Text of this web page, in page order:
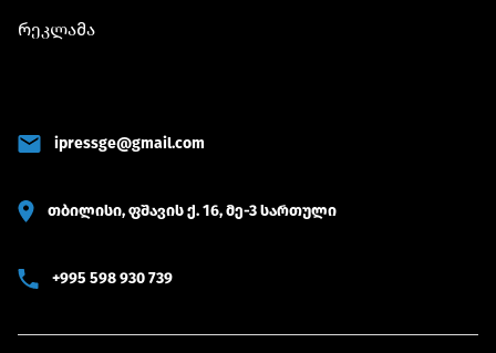
რეკლამა
ipressge@gmail.com
თბილისი, ფშავის ქ. 16, მე-3 სართული
+995 598 930 739